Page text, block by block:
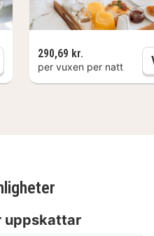
290,69 kr.
per vuxen per natt
uppskattar